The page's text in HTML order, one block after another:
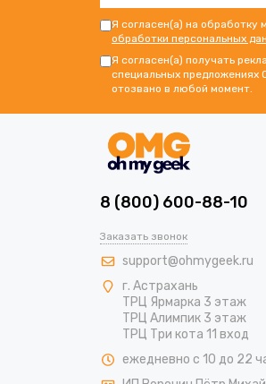
Я согласен(а) на обработку
обработки персональных
Я согласен(а) получать
специальных предложениях
отозвано в любой момент.
8 (800) 600-88-10
Заказать звонок
support@ohmygeek.ru
г. Астрахань
ТРЦ Ярмарка 3 этаж
ТРЦ Алимпик 3 этаж
ТРЦ Три кота 11 вход
ежедневно с 10 до 22